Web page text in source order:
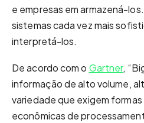
e empresas em armazená-
sistemas cada vez mais
interpretá-los.
De acordo com o Gartner,
informação de alto volume,
variedade que exigem
econômicas de